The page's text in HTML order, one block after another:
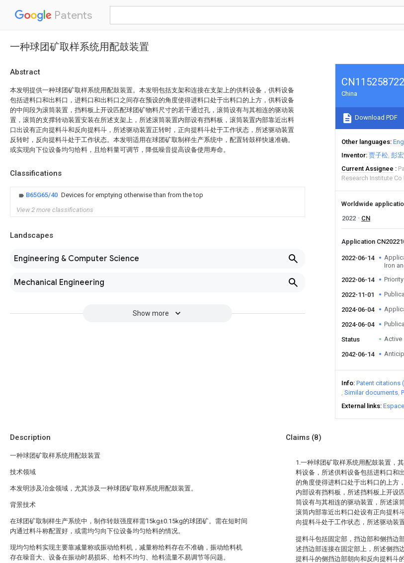
Patents
一种球团矿取样系统用配鼓装置
Abstract
本发明提供一种球团矿取样系统用配鼓装置。本发明包括支架和连接在支架上的供料设备，供料设备
包括进料口和出料口，进料口和出料口之间存在预设的角度使得进料口处于出料口的上方，供料设备
的中间段为滚筒装置，挡料板上开设匹配球团矿物料尺寸的若干通过孔，滚筒设有与其相连的驱动装
置，滚筒的支撑转动装置安装在所述支架上，所述滚筒装置内部设有挡料板，滚筒装置内部靠近出料
口出设有正向提料斗和反向提料斗，所述驱动装置正转时，正向提料斗处于工作状态，所述驱动装置
反转时，反向提料斗处于工作状态。本发明适用在球团矿取制样生产系统中，配置转鼓样快速准确。
或实现向下位设备均匀给料，且给料量可调节，降低噪音提高设备使用寿命。
Classifications
B65G65/40 Devices for emptying otherwise than from the top
View 2 more classifications
Landscapes
Engineering & Computer Science
Mechanical Engineering
Show more
China
Download PDF
Other languages
Inventor 贾子松 彭
Current Assignee
Research Institute Co
Worldwide
2022
CN
Application
2022-06-14
Iron
2022-06-14
2022-11-01
2024-06-04
2024-06-04
Status Active
2042-06-14
Info Patent citations
Similar documents
External links
Description
一种球团矿取样系统用配鼓装置
技术领域
本发明涉及冶金领域，尤其涉及一种球团矿取样系统用配鼓装置。
背景技术
在球团矿取制样生产系统中，制作转鼓强度样需15kg±0.15kg的球团矿。需在短时间
内通过料斗称配置好，或需均匀向下位设备均匀给料的情况。
现均匀给料实现主要靠减量称或振动给料机，减量称给料存在不准确，振动给料机
存在噪音大、设备在振动时易损坏、给料不均匀、给料流量不易调节等问题。
Claims (8)
1.一种球团矿取样系统用配鼓装置，
料设备，所述供料设备包括进料口和
的角度使得进料口处于出料口的上方
内部设有挡料板，所述挡料板上开设
筒设有与其相连的驱动装置，所述滚
滚筒内部靠近出料口处设有正向提料
向提料斗处于工作状态，所述驱动装
提料斗包括固定部，挡边部和侧挡边
述挡边部连接在固定部上，所述侧挡
提料斗的侧挡边部朝向和反向提料斗